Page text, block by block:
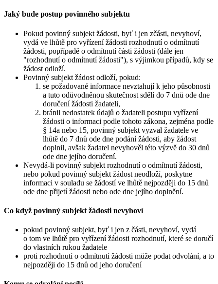
Jaký bude postup povinného subjektu
Pokud povinný subjekt žádosti, byť i jen zčásti, nevyhoví,
vydá ve lhůtě pro vyřízení žádosti rozhodnutí o odmítnutí
žádosti, popřípadě o odmítnutí části žádosti (dále jen
"rozhodnutí o odmítnutí žádosti"), s výjimkou případů, kdy se
žádost odloží.
Povinný subjekt žádost odloží, pokud:
se požadované informace nevztahují k jeho působnosti
a tuto odůvodněnou skutečnost sdělí do 7 dnů ode dne
doručení žádosti žadateli,
bránil nedostatek údajů o žadateli postupu vyřízení
žádosti o informaci podle tohoto zákona, zejména podle
§ 14a nebo 15, povinný subjekt vyzval žadatele ve
lhůtě do 7 dnů ode dne podání žádosti, aby žádost
doplnil, avšak žadatel nevyhověl této výzvě do 30 dnů
ode dne jejího doručení.
Nevydá-li povinný subjekt rozhodnutí o odmítnutí žádosti,
nebo pokud povinný subjekt žádost neodloží, poskytne
informaci v souladu se žádostí ve lhůtě nejpozději do 15 dnů
ode dne přijetí žádosti nebo ode dne jejího doplnění.
Co když povinný subjekt žádosti nevyhoví
pokud povinný subjekt, byť i jen z části, nevyhoví, vydá
o tom ve lhůtě pro vyřízení žádosti rozhodnutí, které se doručí
do vlastních rukou žadatele
proti rozhodnutí o odmítnutí žádosti může podat odvolání, a to
nejpozději do 15 dnů od jeho doručení